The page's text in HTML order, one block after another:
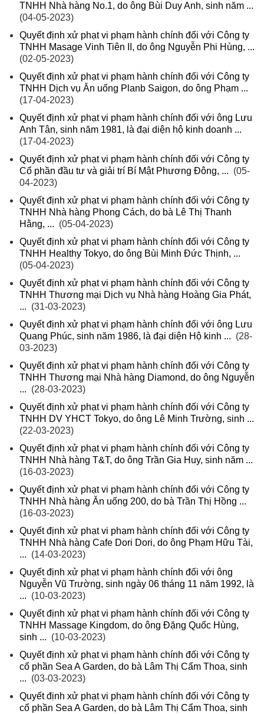
TNHH Nhà hàng No.1, do ông Bùi Duy Anh, sinh năm ...
(04-05-2023)
Quyết định xử phạt vi phạm hành chính đối với Công ty
TNHH Masage Vinh Tiên II, do ông Nguyễn Phi Hùng, ...
(02-05-2023)
Quyết định xử phạt vi phạm hành chính đối với Công ty
TNHH Dịch vụ Ăn uống Planb Saigon, do ông Phạm ...
(17-04-2023)
Quyết định xử phạt vi phạm hành chính đối với ông Lưu
Anh Tân, sinh năm 1981, là đại diện hộ kinh doanh ...
(17-04-2023)
Quyết định xử phạt vi phạm hành chính đối với Công ty
Cổ phần đầu tư và giải trí Bí Mật Phương Đông, ... (05-
04-2023)
Quyết định xử phạt vi phạm hành chính đối với Công ty
TNHH Nhà hàng Phong Cách, do bà Lê Thị Thanh
Hằng, ... (05-04-2023)
Quyết định xử phạt vi phạm hành chính đối với Công ty
TNHH Healthy Tokyo, do ông Bùi Minh Đức Thịnh, ...
(05-04-2023)
Quyết định xử phạt vi phạm hành chính đối với Công ty
TNHH Thương mại Dịch vụ Nhà hàng Hoàng Gia Phát,
... (31-03-2023)
Quyết định xử phạt vi phạm hành chính đối với ông Lưu
Quang Phúc, sinh năm 1986, là đại diện Hộ kinh ... (28-
03-2023)
Quyết định xử phạt vi phạm hành chính đối với Công ty
TNHH Thương mại Nhà hàng Diamond, do ông Nguyễn
... (28-03-2023)
Quyết định xử phạt vi phạm hành chính đối với Công ty
TNHH DV YHCT Tokyo, do ông Lê Minh Trường, sinh ...
(22-03-2023)
Quyết định xử phạt vi phạm hành chính đối với Công ty
TNHH Nhà hàng T&T, do ông Trần Gia Huy, sinh năm ...
(16-03-2023)
Quyết định xử phạt vi phạm hành chính đối với Công ty
TNHH Nhà hàng Ăn uống 200, do bà Trần Thị Hồng ...
(16-03-2023)
Quyết định xử phạt vi phạm hành chính đối với Công ty
TNHH Nhà hàng Cafe Dori Dori, do ông Phạm Hữu Tài,
... (14-03-2023)
Quyết định xử phạt vi phạm hành chính đối với ông
Nguyễn Vũ Trường, sinh ngày 06 tháng 11 năm 1992, là
... (10-03-2023)
Quyết định xử phạt vi phạm hành chính đối với Công ty
TNHH Massage Kingdom, do ông Đặng Quốc Hùng,
sinh ... (10-03-2023)
Quyết định xử phạt vi phạm hành chính đối với Công ty
cổ phần Sea A Garden, do bà Lâm Thị Cẩm Thoa, sinh
... (03-03-2023)
Quyết định xử phạt vi phạm hành chính đối với Công ty
cổ phần Sea A Garden, do bà Lâm Thị Cẩm Thoa, sinh